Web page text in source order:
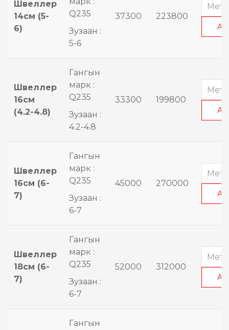
Швеллер
14см (5-
6)
Q235
Зузаан :
5-6
37300 223800
Швеллер
16см
(4.2-4.8)
Гангын
марк :
Q235
Зузаан :
4.2-4.8
33300 199800
Швеллер
16см (6-
7)
Гангын
марк :
Q235
Зузаан :
6-7
45000 270000
Швеллер
18см (6-
7)
Гангын
марк :
Q235
Зузаан :
6-7
52000 312000
Гангын